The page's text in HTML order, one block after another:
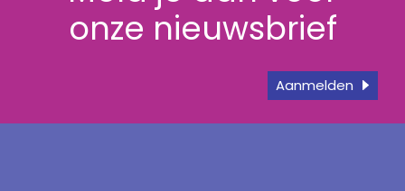
onze nieuwsbrief
Aanmelden